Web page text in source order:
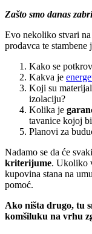
Zašto smo danas
Evo nekoliko stvari
prodavca te stambene
Kako se
Kakva je
Koji su
izolaciju?
Kolika je
tavanice kojoj
Planovi za
Nadamo se da će
kriterijume. Ukoliko
kupovina stana na
pomoć.
Ako ništa drugo, tu
komšiluku na vrhu